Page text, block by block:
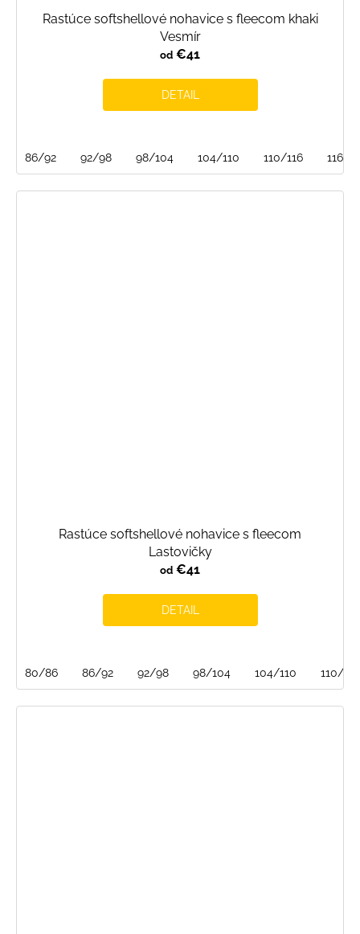
Rastúce softshellové nohavice s fleecom khaki
Vesmír
od €41
DETAIL
86/92 92/98 98/104 104/110 110/116 116/
Rastúce softshellové nohavice s fleecom
Lastovičky
od €41
DETAIL
80/86 86/92 92/98 98/104 104/110 110/116